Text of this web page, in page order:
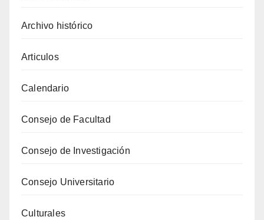
Archivo histórico
Articulos
Calendario
Consejo de Facultad
Consejo de Investigación
Consejo Universitario
Culturales